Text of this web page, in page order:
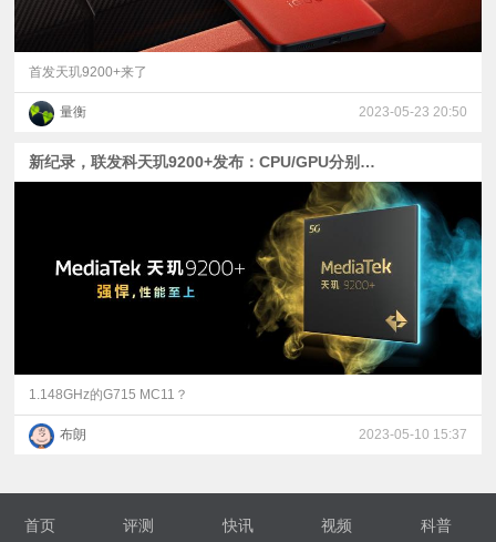
首发天玑9200+来了
量衡 2023-05-23 20:50
新纪录，联发科天玑9200+发布：CPU/GPU分别提升10%和17%
1.148GHz的G715 MC11？
布朗 2023-05-10 15:37
首页 评测 快讯 视频 科普